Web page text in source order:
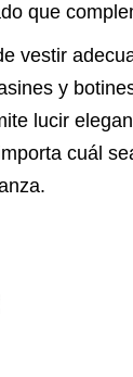
que
vestir
y
lucir
cuál